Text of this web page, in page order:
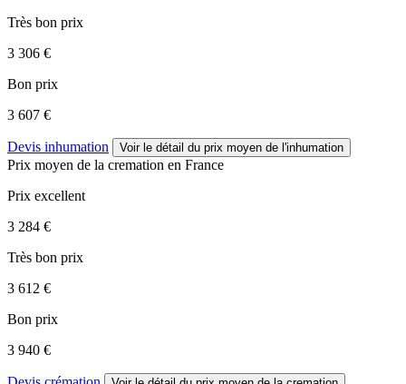
Très bon prix
3 306 €
Bon prix
3 607 €
Devis inhumation Voir le détail du prix moyen de l'inhumation
Prix moyen de la cremation en France
Prix excellent
3 284 €
Très bon prix
3 612 €
Bon prix
3 940 €